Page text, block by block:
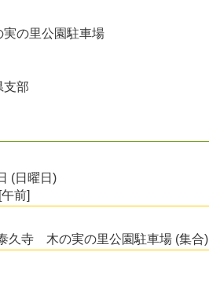
の里公園駐車場
部
(日曜日)
前]
久寺 木の実の里公園駐車場 (集合)